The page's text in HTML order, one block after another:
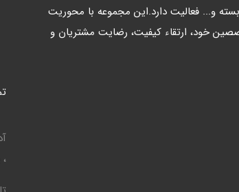
و... فعالیت دارد.این مجموعه با محوریت
خود، ارتقاء کیفیت، رضایت مشتریان و
،